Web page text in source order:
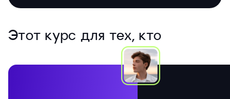
Этот курс для тех, кто